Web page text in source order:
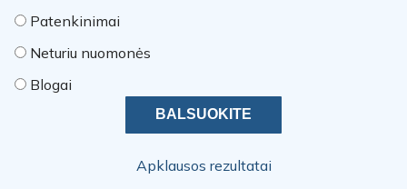
Patenkinimai
Neturiu nuomonės
Blogai
Apklausos rezultatai